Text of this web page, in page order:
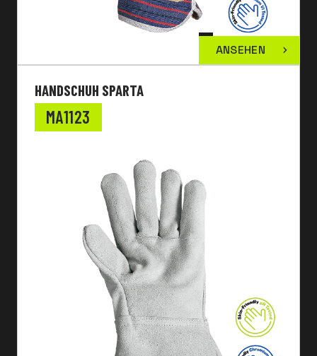
ANSEHEN
HANDSCHUH SPARTA
MA1123